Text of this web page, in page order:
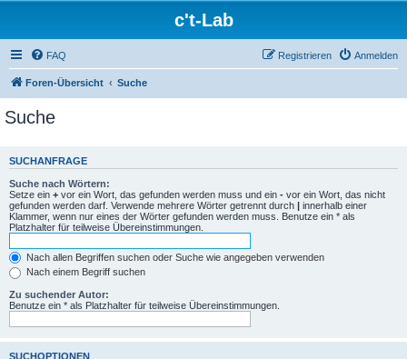
c't-Lab
FAQ Anmelden
Registrieren
Foren-Übersicht Suche
Suche
SUCHANFRAGE
Suche nach Wörtern:
Setze ein + vor ein Wort, das gefunden werden muss und ein - vor ein Wort, das nicht
gefunden werden darf. Verwende mehrere Wörter getrennt durch | innerhalb einer
Klammer, wenn nur eines der Wörter gefunden werden muss. Benutze ein * als
Platzhalter für teilweise Übereinstimmungen.
Nach allen Begriffen suchen oder Suche wie angegeben verwenden
Nach einem Begriff suchen
Zu suchender Autor:
Benutze ein * als Platzhalter für teilweise Übereinstimmungen.
SUCHOPTIONEN